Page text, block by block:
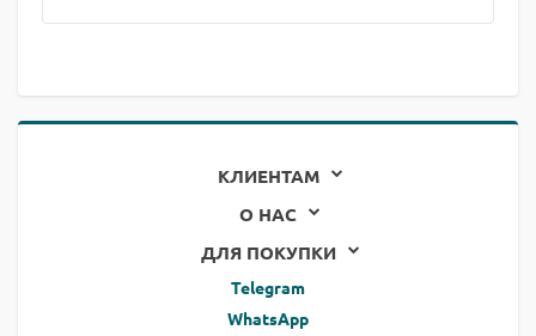
КЛИЕНТАМ
О НАС
ДЛЯ ПОКУПКИ
Telegram
WhatsApp